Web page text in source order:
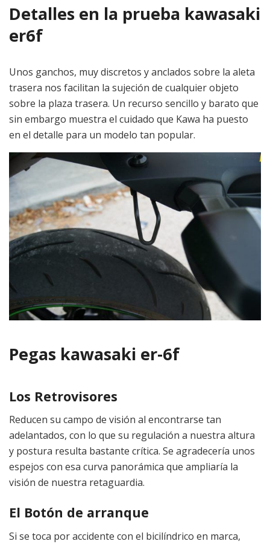
Detalles en la prueba kawasaki
er6f
Unos ganchos, muy discretos y anclados sobre la aleta
trasera nos facilitan la sujeción de cualquier objeto
sobre la plaza trasera. Un recurso sencillo y barato que
sin embargo muestra el cuidado que Kawa ha puesto
en el detalle para un modelo tan popular.
Pegas kawasaki er-6f
Los Retrovisores
Reducen su campo de visión al encontrarse tan
adelantados, con lo que su regulación a nuestra altura
y postura resulta bastante crítica. Se agradecería unos
espejos con esa curva panorámica que ampliaría la
visión de nuestra retaguardia.
El Botón de arranque
Si se toca por accidente con el bicilíndrico en marca,